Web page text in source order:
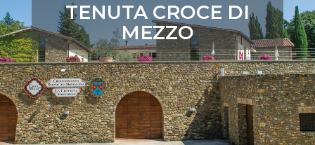
TENUTA CROCE DI
MEZZO